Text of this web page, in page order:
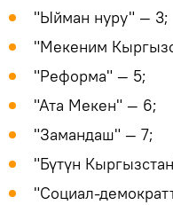
"Ыйман нуру" — 3;
"Мекеним
"Реформа" — 5;
"Ата Мекен" — 6;
"Замандаш" — 7;
"Бүтүн
"Cоциал-